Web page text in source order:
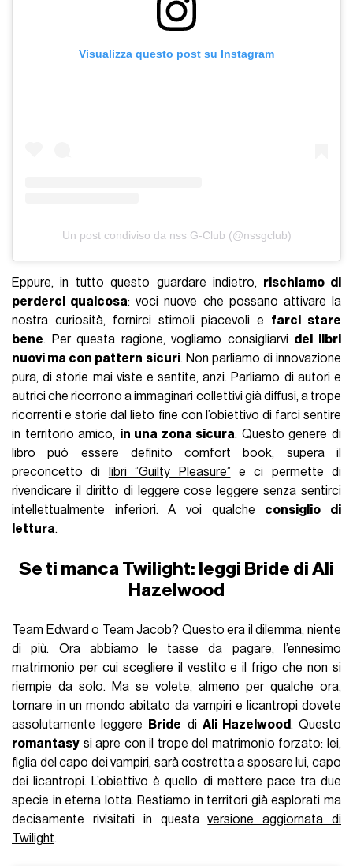
Visualizza questo post su Instagram
Un post condiviso da nss G-Club (@nssgclub)
Eppure, in tutto questo guardare indietro, rischiamo di
perderci qualcosa: voci nuove che possano attivare la
nostra curiosità, fornirci stimoli piacevoli e farci stare
bene. Per questa ragione, vogliamo consigliarvi dei libri
nuovi ma con pattern sicuri. Non parliamo di innovazione
pura, di storie mai viste e sentite, anzi. Parliamo di autori e
autrici che ricorrono a immaginari collettivi già diffusi, a trope
ricorrenti e storie dal lieto fine con l’obiettivo di farci sentire
in territorio amico, in una zona sicura. Questo genere di
libro può essere definito comfort book, supera il
preconcetto di
libri ”Guilty Pleasure” e ci permette di
rivendicare il diritto di leggere cose leggere senza sentirci
intellettualmente inferiori. A voi qualche consiglio di
lettura.
Se ti manca Twilight: leggi Bride di Ali
Hazelwood
Team Edward o Team Jacob? Questo era il dilemma, niente
di più. Ora abbiamo le tasse da pagare, l’ennesimo
matrimonio per cui scegliere il vestito e il frigo che non si
riempie da solo. Ma se volete, almeno per qualche ora,
tornare in un mondo abitato da vampiri e licantropi dovete
assolutamente leggere
Bride di Ali Hazelwood. Questo
romantasy si apre con il trope del matrimonio forzato: lei,
figlia del capo dei vampiri, sarà costretta a sposare lui, capo
dei licantropi. L’obiettivo è quello di mettere pace tra due
specie in eterna lotta. Restiamo in territori già esplorati ma
decisamente rivisitati in questaversione aggiornata di
Twilight.